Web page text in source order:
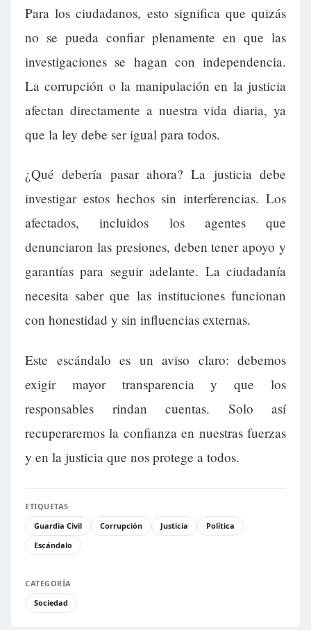
Para los ciudadanos, esto significa que quizás
no se pueda confiar plenamente en que las
investigaciones se hagan con independencia.
La corrupción o la manipulación en la justicia
afectan directamente a nuestra vida diaria, ya
que la ley debe ser igual para todos.
¿Qué debería pasar ahora? La justicia debe
investigar estos hechos sin interferencias. Los
afectados, incluidos los agentes que
denunciaron las presiones, deben tener apoyo y
garantías para seguir adelante. La ciudadanía
necesita saber que las instituciones funcionan
con honestidad y sin influencias externas.
Este escándalo es un aviso claro: debemos
exigir mayor transparencia y que los
responsables rindan cuentas. Solo así
recuperaremos la confianza en nuestras fuerzas
y en la justicia que nos protege a todos.
ETIQUETAS
Guardia Civil
Corrupción Justicia
Política
Escándalo
CATEGORÍA
Sociedad